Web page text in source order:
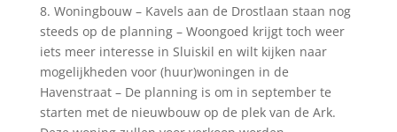
8. Woningbouw – Kavels aan de Drostlaan staan nog
steeds op de planning – Woongoed krijgt toch weer
iets meer interesse in Sluiskil en wilt kijken naar
mogelijkheden voor (huur)woningen in de
Havenstraat – De planning is om in september te
starten met de nieuwbouw op de plek van de Ark.